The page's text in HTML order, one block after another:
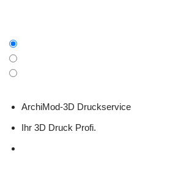
ArchiMod-3D Druckservice
Ihr 3D Druck Profi.